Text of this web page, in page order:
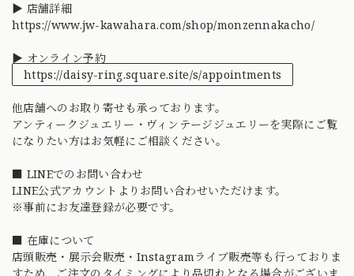
▶ 店舗詳細
https://www.jw-kawahara.com/shop/monzennakacho/
▶ オンライン予約
https://daisy-ring.square.site/s/appointments
他店舗へのお取り寄せも承っております。
アンティークジュエリー・ヴィンテージジュエリーを実際にご覧
になりたい方はお気軽にご相談ください。
■ LINEでのお問い合わせ
LINE公式アカウントよりお問い合わせいただけます。
※事前にお友達登録が必要です。
■ 在庫について
店頭販売・展示会販売・Instagramライブ販売等も行っておりま